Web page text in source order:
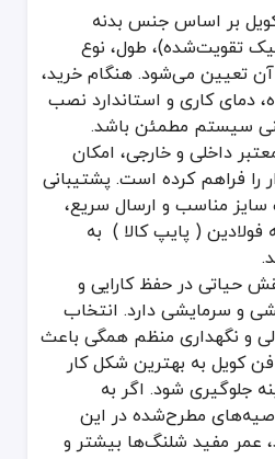
بر اساس جنس بدنه
تقویت‌شده)، طول، نوع
تعیین می‌شود. هنگام خرید،
دمای کاری و استاندارد نصب
سیستم مطمئن باشد.
داخلی و خارجی، امکان
را فراهم کرده است. پشتیبانی
سایز مناسب و ارسال سریع،
( پایپ کالا ) به
حیاتی در حفظ کارایی و
و سرمایشی دارد. انتخاب
و نگهداری منظم همگی باعث
کویل به بهترین شکل کار
جلوگیری شود. اگر به
مطرح‌شده در این
عمر مفید شلنگ‌ها بیشتر و